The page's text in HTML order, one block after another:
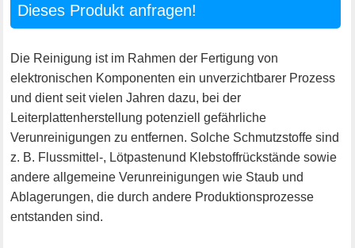
Dieses Produkt anfragen!
Die Reinigung ist im Rahmen der Fertigung von
elektronischen Komponenten ein unverzichtbarer Prozess
und dient seit vielen Jahren dazu, bei der
Leiterplattenherstellung potenziell gefährliche
Verunreinigungen zu entfernen. Solche Schmutzstoffe sind
z. B. Flussmittel-, Lötpastenund Klebstoffrückstände sowie
andere allgemeine Verunreinigungen wie Staub und
Ablagerungen, die durch andere Produktionsprozesse
entstanden sind.